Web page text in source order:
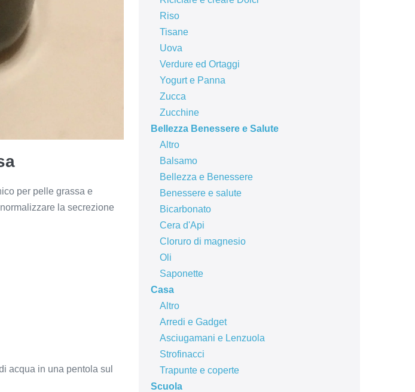
per pelle grassa e
la secrezione
acqua in una pentola sul
Riso
Tisane
Uova
Verdure ed Ortaggi
Yogurt e Panna
Zucca
Zucchine
Bellezza Benessere e Salute
Altro
Balsamo
Bellezza e Benessere
Benessere e salute
Bicarbonato
Cera d'Api
Cloruro di magnesio
Oli
Saponette
Casa
Altro
Arredi e Gadget
Asciugamani e Lenzuola
Strofinacci
Trapunte e coperte
Scuola